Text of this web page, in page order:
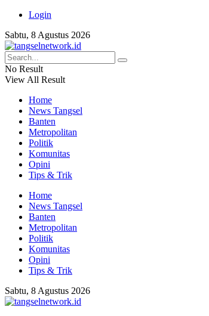
Login
Sabtu, 8 Agustus 2026
No Result
View All Result
Home
News Tangsel
Banten
Metropolitan
Politik
Komunitas
Opini
Tips & Trik
Home
News Tangsel
Banten
Metropolitan
Politik
Komunitas
Opini
Tips & Trik
Sabtu, 8 Agustus 2026